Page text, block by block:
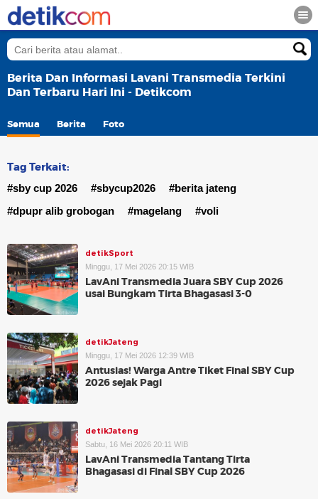
Berita Dan Informasi Lavani Transmedia Terkini
Dan Terbaru Hari Ini - Detikcom
Semua Berita Foto
Tag Terkait:
#sby cup 2026 #sbycup2026
#berita jateng
#dpupr alib grobogan
#magelang #voli
detikSport
Minggu, 17 Mei 2026 20:15 WIB
LavAni Transmedia Juara SBY Cup 2026
usai Bungkam Tirta Bhagasasi 3-0
detikJateng
Minggu, 17 Mei 2026 12:39 WIB
Antusias! Warga Antre Tiket Final SBY Cup
2026 sejak Pagi
detikJateng
Sabtu, 16 Mei 2026 20:11 WIB
LavAni Transmedia Tantang Tirta
Bhagasasi di Final SBY Cup 2026